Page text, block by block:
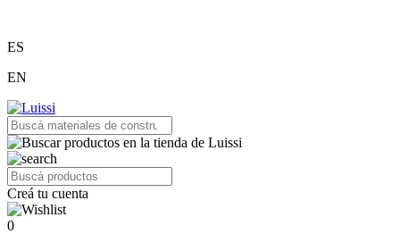
ES
EN
Creá tu cuenta
0